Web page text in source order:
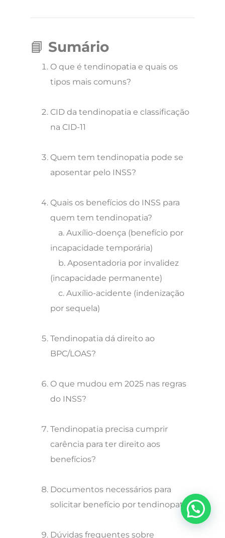
📘 Sumário
O que é tendinopatia e quais os
tipos mais comuns?
CID da tendinopatia e classificação
na CID-11
Quem tem tendinopatia pode se
aposentar pelo INSS?
Quais os benefícios do INSS para
quem tem tendinopatia?
a. Auxílio-doença (benefício por
incapacidade temporária)
b. Aposentadoria por invalidez
(incapacidade permanente)
c. Auxílio-acidente (indenização
por sequela)
Tendinopatia dá direito ao
BPC/LOAS?
O que mudou em 2025 nas regras
do INSS?
Tendinopatia precisa cumprir
carência para ter direito aos
benefícios?
Documentos necessários para
solicitar benefício por tendinopatia
Dúvidas frequentes sobre